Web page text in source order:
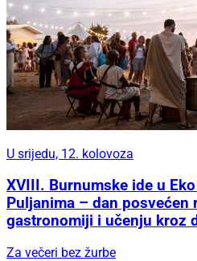
U srijedu, 12. kolovoza
XVIII. Burnumske ide u
Puljanima – dan posvećen
gastronomiji i učenju kroz
Za večeri bez žurbe